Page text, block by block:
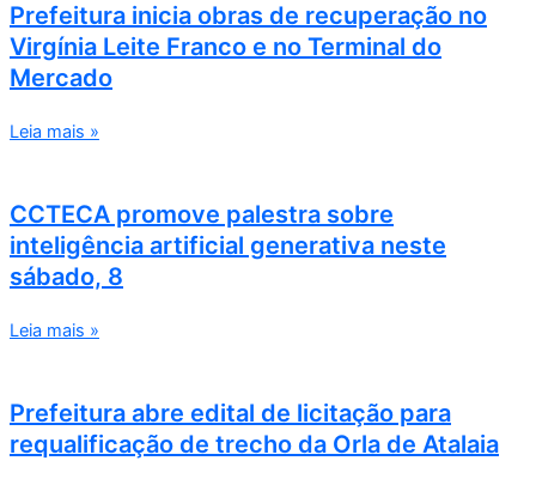
Prefeitura inicia obras de recuperação no
Virgínia Leite Franco e no Terminal do
Mercado
Leia mais »
CCTECA promove palestra sobre
inteligência artificial generativa neste
sábado, 8
Leia mais »
Prefeitura abre edital de licitação para
requalificação de trecho da Orla de Atalaia